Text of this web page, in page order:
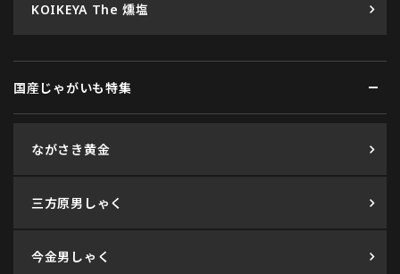
KOIKEYA The 燻塩
国産じゃがいも特集
ながさき黄金
三方原男しゃく
今金男しゃく